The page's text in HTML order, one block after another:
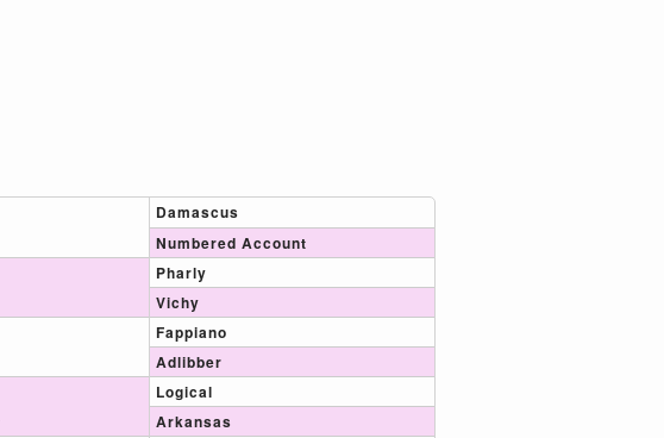
Damascus
Numbered Account
Pharly
Vichy
Fappiano
Adlibber
Logical
Arkansas